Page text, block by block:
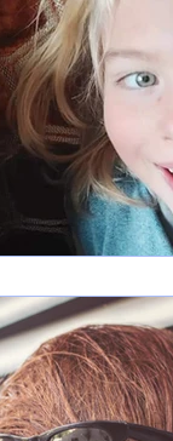
Aromahieronta
Lemmikit